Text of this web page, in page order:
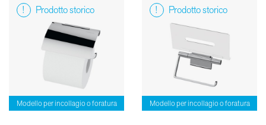
Modello per incollagio o foratura
Prodotto storico
Modello per incollagio o foratura
Prodotto storico